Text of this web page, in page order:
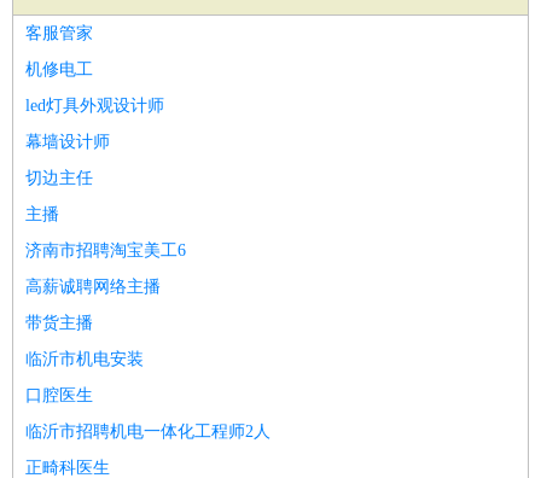
客服管家
机修电工
led灯具外观设计师
幕墙设计师
切边主任
主播
济南市招聘淘宝美工6
高薪诚聘网络主播
带货主播
临沂市机电安装
口腔医生
临沂市招聘机电一体化工程师2人
正畸科医生